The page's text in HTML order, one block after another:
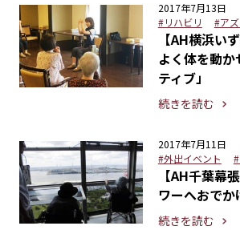
2017年7月13日
#リハビリ
#ア
【AH横浜い
よく体を動
ティブ」
続きを読む
2017年7月11日
#外出イベント
【AH千葉幕
ワーへおで
続きを読む